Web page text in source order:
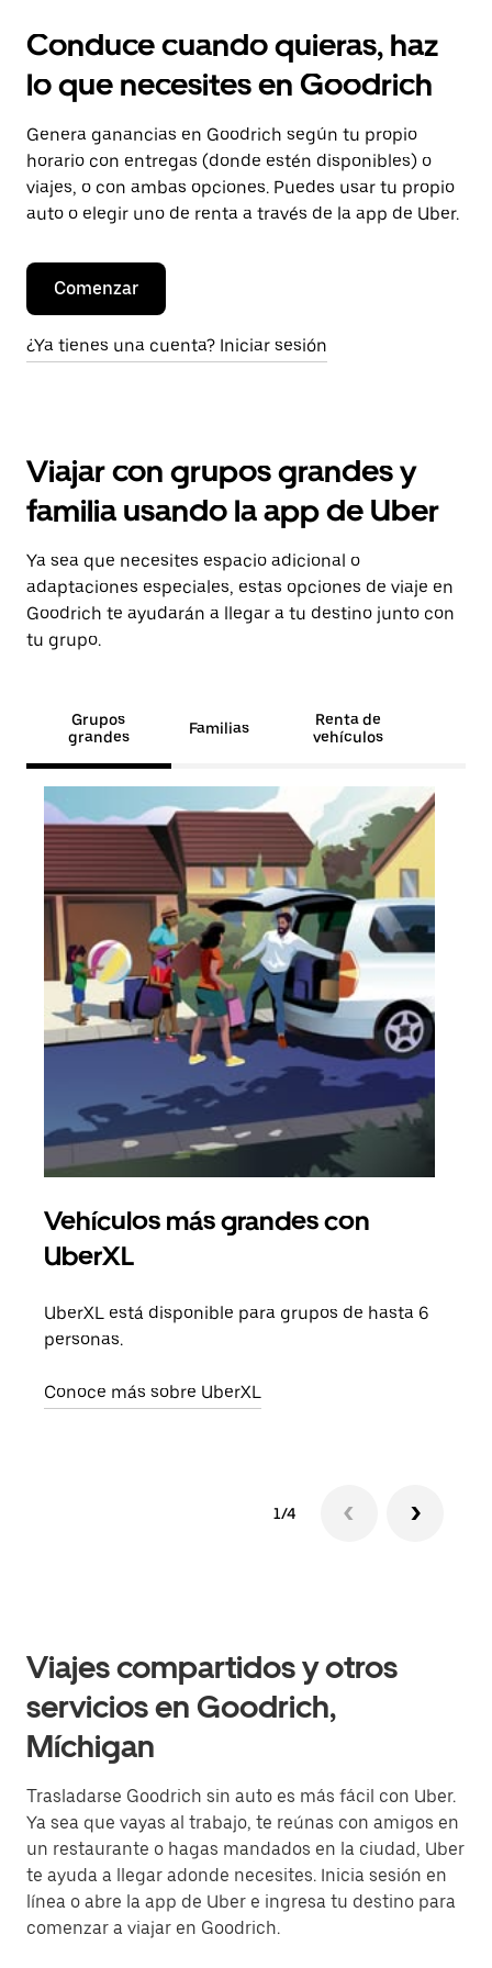
Conduce cuando quieras, haz
lo que necesites en Goodrich
Genera ganancias en Goodrich según tu propio
horario con entregas (donde estén disponibles) o
viajes, o con ambas opciones. Puedes usar tu propio
auto o elegir uno de renta a través de la app de Uber.
Comenzar
¿Ya tienes una cuenta? Iniciar sesión
Viajar con grupos grandes y
familia usando la app de Uber
Ya sea que necesites espacio adicional o
adaptaciones especiales, estas opciones de viaje en
Goodrich te ayudarán a llegar a tu destino junto con
tu grupo.
Grupos
grandes
Familias
Renta de
vehículos
Vehículos más grandes con
UberXL
UberXL está disponible para grupos de hasta 6
personas.
Conoce más sobre UberXL
1/4
Viajes compartidos y otros
servicios en Goodrich,
Míchigan
Trasladarse Goodrich sin auto es más fácil con Uber.
Ya sea que vayas al trabajo, te reúnas con amigos en
un restaurante o hagas mandados en la ciudad, Uber
te ayuda a llegar adonde necesites. Inicia sesión en
línea o abre la app de Uber e ingresa tu destino para
comenzar a viajar en Goodrich.